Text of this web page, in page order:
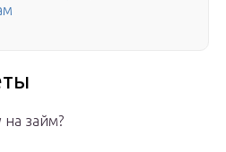
займ?